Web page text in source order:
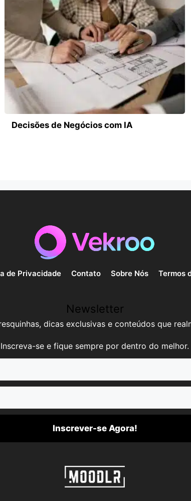
Decisões de Negócios com IA
de Privacidade Contato Sobre Nós Termos
Newsletter
dicas exclusivas e conteúdos que
Inscreva-se e fique sempre por dentro do melhor.
Inscrever-se Agora!